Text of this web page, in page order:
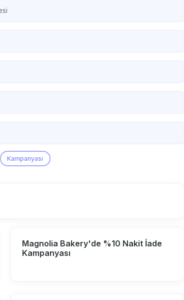
Kampanyası
Magnolia Bakery'de %10 Nakit İade
Kampanyası